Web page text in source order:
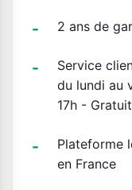
2 ans de
Service
du lundi au
17h - Gratuit
Plateforme
en France